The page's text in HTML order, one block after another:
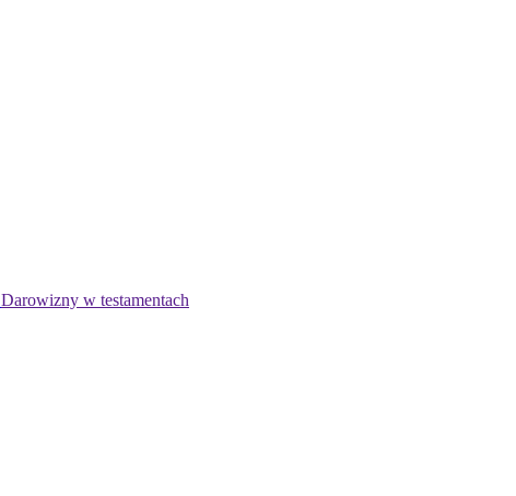
Darowizny w testamentach